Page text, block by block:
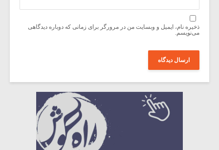
ذخیره نام، ایمیل و وبسایت من در مرورگر برای زمانی که دوباره دیدگاهی
می‌نویسم.